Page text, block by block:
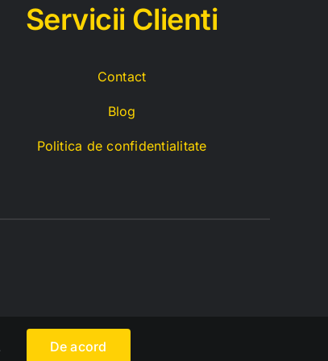
Servicii Clienti
Contact
Blog
Politica de confidentialitate
De acord